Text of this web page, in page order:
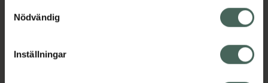
återkalla ditt samtycke via webbplatsens
cookieinställningar. Ett återkallat samtycke påverkar inte
lagligheten av behandling som skett innan återkallelsen.
Nödvändig
Inställningar
Visa